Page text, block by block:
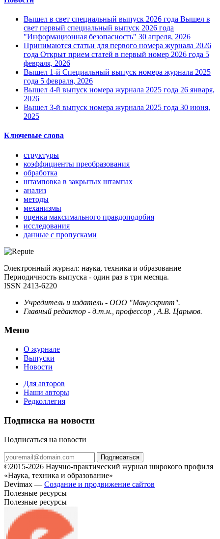
Вышел в свет специальный выпуск 2026 года Вышел в
свет первый специальный выпуск 2026 года
"Информационная безопасность" 30 апреля, 2026
Принимаются статьи для первого номера журнала 2026
года Открыт прием статей в первый номер 2026 года 5
февраля, 2026
Вышел 1-й Специальный выпуск номера журнала 2025
года 5 февраля, 2026
Вышел 4-й выпуск номера журнала 2025 года 26 января,
2026
Вышел 3-й выпуск номера журнала 2025 года 30 июня,
2025
Ключевые слова
структуры
коэффициенты преобразования
обработка
штамповка в закрытых штампах
анализ
методы
механизмы
оценка максимального правдоподобия
исследования
данные с пропусками
Электронный журнал: наука, техника и образование
Периодичность выпуска - один раз в три месяца.
ISSN 2413-6220
Учредитель и издатель - ООО "Манускрипт".
Главный редактор - д.т.н., профессор , А.В. Царьков.
Меню
О журнале
Выпуски
Новости
Для авторов
Наши авторы
Редколлегия
Подписка на новости
Подписаться на новости
Подписаться
©2015-2026 Научно-практический журнал широкого профиля
«Наука, техника и образование»
Devimax — Создание и продвижение сайтов
Полезные ресурсы
Полезные ресурсы